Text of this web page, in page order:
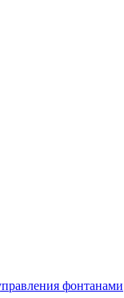
фонтанами